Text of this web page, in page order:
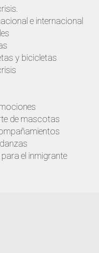
e internacional
y bicicletas
de mascotas
el inmigrante